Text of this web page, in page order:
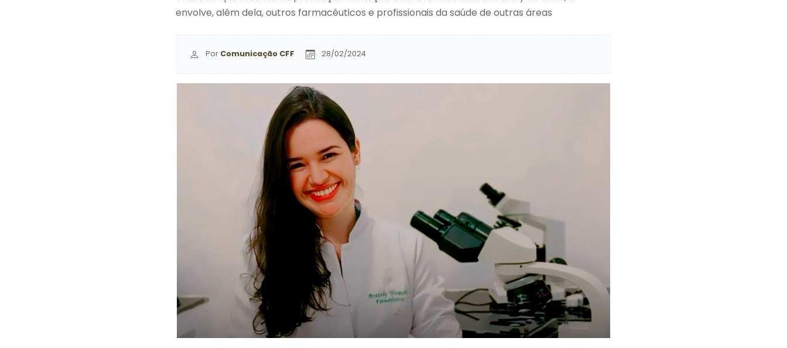
envolve, além dela, outros farmacêuticos e profissionais da saúde de outras áreas
Por Comunicação CFF 28/02/2024